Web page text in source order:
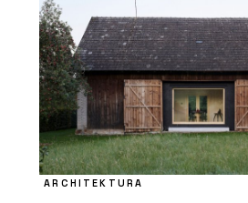
ARCHITEKTURA